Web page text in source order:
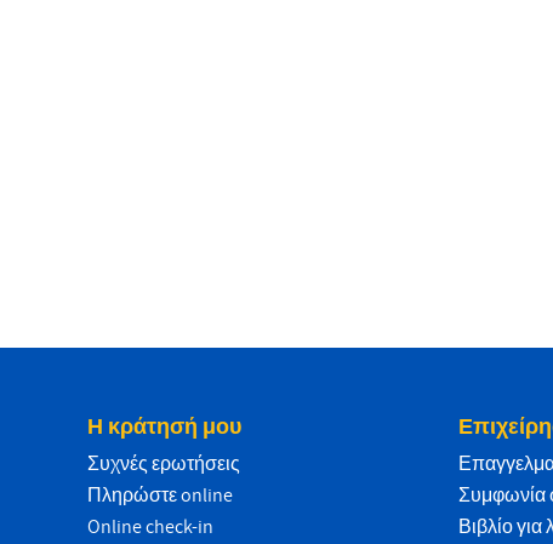
Η κράτησή μου
Συχνές ερωτήσεις
Πληρώστε online
Online check-in
Συμφωνία
Βιβλίο